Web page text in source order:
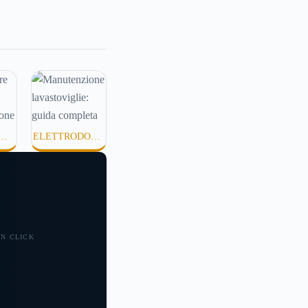
mesi caldi, molte
o difficili da
ELETTRODOME
STICI
CLICK